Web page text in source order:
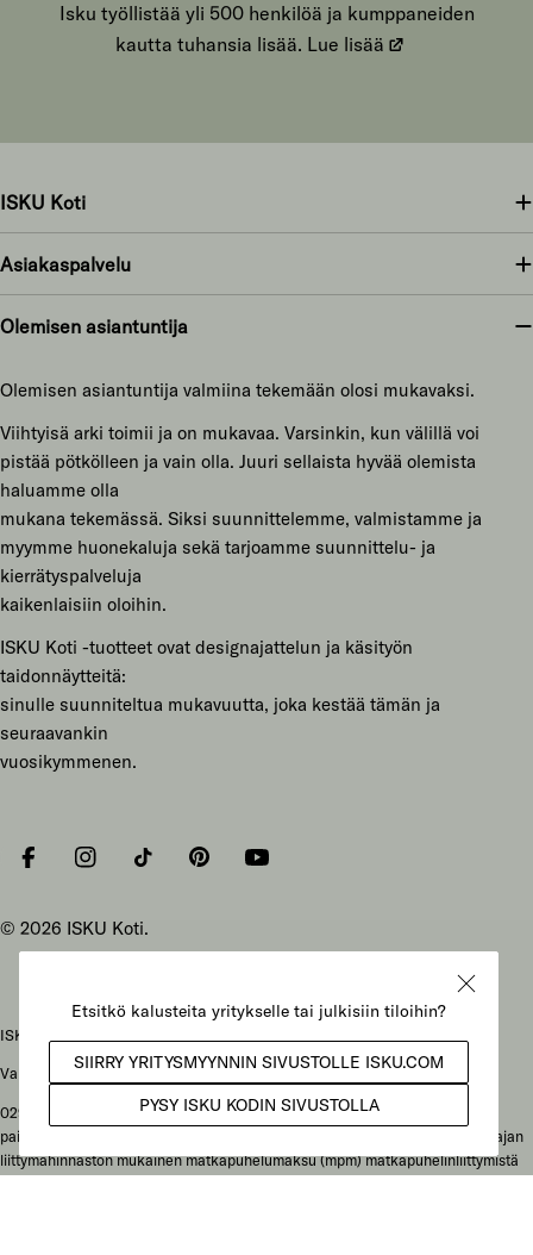
Isku työllistää yli 500 henkilöä ja kumppaneiden
kautta tuhansia lisää. Lue lisää
ISKU Koti
Asiakaspalvelu
Olemisen asiantuntija
Olemisen asiantuntija valmiina tekemään olosi mukavaksi.
Viihtyisä arki toimii ja on mukavaa. Varsinkin, kun välillä voi
pistää pötkölleen ja vain olla. Juuri sellaista hyvää olemista
haluamme olla
mukana tekemässä. Siksi suunnittelemme, valmistamme ja
myymme huonekaluja sekä tarjoamme suunnittelu- ja
kierrätyspalveluja
kaikenlaisiin oloihin.
ISKU Koti -tuotteet ovat designajattelun ja käsityön
taidonnäytteitä:
sinulle suunniteltua mukavuutta, joka kestää tämän ja
seuraavankin
vuosikymmenen.
FacebookInstagramTiktok PinterestYouTube
© 2026 ISKU Koti.
ISKU Koti Oy, Mukkulankatu 19, 15210 Lahti
Vaihteen puhelunnumero: 029 086 3000
029-alkuiset yritysnumerot: soittajan liittymähinnaston mukainen
paikallisverkkomaksu (pvm) kotimaan lankaliittymästä soitettaessa tai soittajan
liittymähinnaston mukainen matkapuhelumaksu (mpm) matkapuhelinliittymistä